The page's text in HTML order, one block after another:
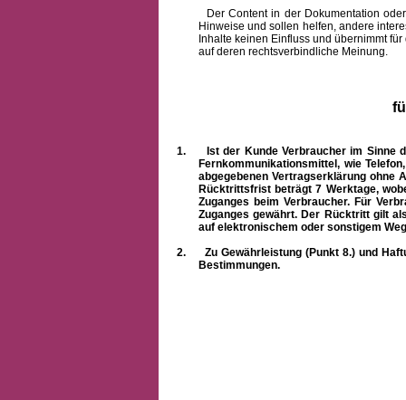
Der Content in der Dokumentation oder
Hinweise und sollen helfen, andere
Inhalte keinen Einfluss und übernimmt
auf deren rechtsverbindliche Meinung.
1.
Ist der Kunde Verbraucher im Sinne
Fernkommunikationsmittel, wie
abgegebenen Vertragserklärung ohne
Rücktrittsfrist beträgt 7 Werktage,
Zuganges beim Verbraucher. Für
Zuganges gewährt. Der Rücktritt gilt
auf elektronischem oder sonstigem
2.
Zu Gewährleistung (Punkt 8.) und
Bestimmungen.